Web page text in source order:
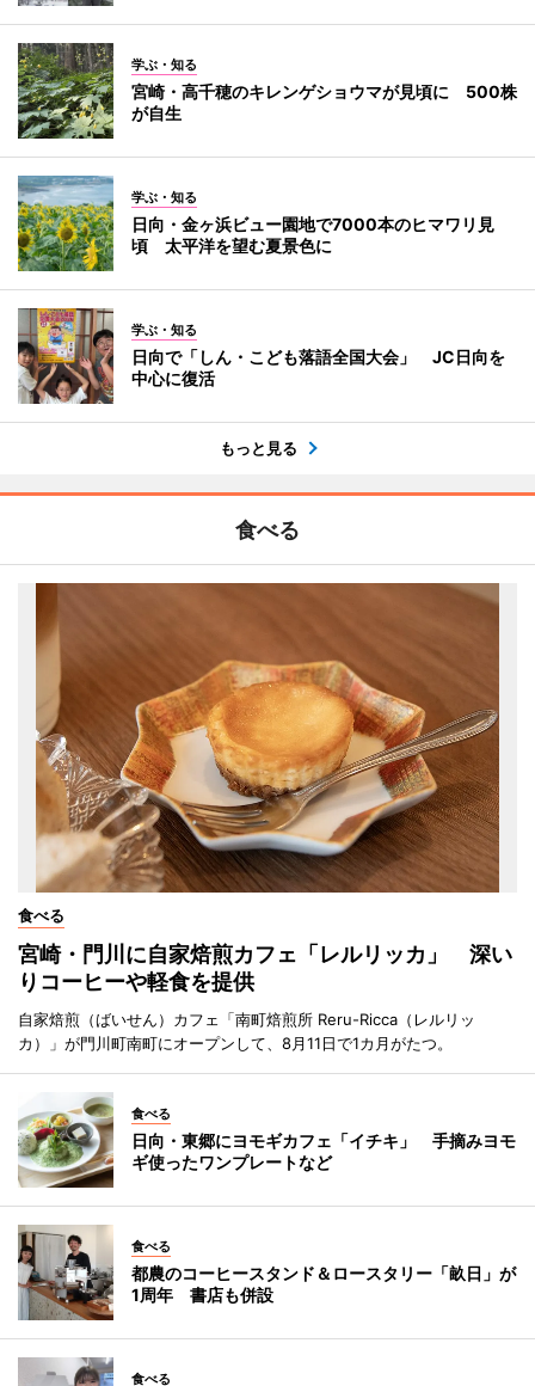
学ぶ・知る
宮崎・高千穂のキレンゲショウマが見頃に 500株
が自生
学ぶ・知る
日向・金ヶ浜ビュー園地で7000本のヒマワリ見
頃 太平洋を望む夏景色に
学ぶ・知る
日向で「しん・こども落語全国大会」 JC日向を
中心に復活
もっと見る
食べる
食べる
宮崎・門川に自家焙煎カフェ「レルリッカ」 深い
りコーヒーや軽食を提供
自家焙煎（ばいせん）カフェ「南町焙煎所 Reru-Ricca（レルリッ
カ）」が門川町南町にオープンして、8月11日で1カ月がたつ。
食べる
日向・東郷にヨモギカフェ「イチキ」 手摘みヨモ
ギ使ったワンプレートなど
食べる
都農のコーヒースタンド＆ロースタリー「畝日」が
1周年 書店も併設
食べる